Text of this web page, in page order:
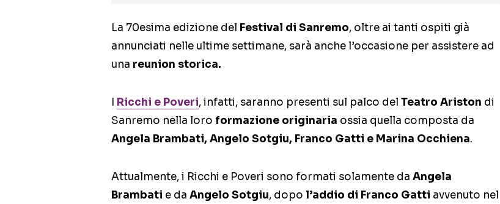
La 70esima edizione del Festival di Sanremo, oltre ai tanti ospiti già
annunciati nelle ultime settimane, sarà anche l’occasione per assistere ad
una reunion storica.
I Ricchi e Poveri, infatti, saranno presenti sul palco del Teatro Ariston di
Sanremo nella loro formazione originaria ossia quella composta da
Angela Brambati, Angelo Sotgiu, Franco Gatti e Marina Occhiena.
Attualmente, i Ricchi e Poveri sono formati solamente da Angela
Brambati e da Angelo Sotgiu, dopo l’addio di Franco Gatti avvenuto nel